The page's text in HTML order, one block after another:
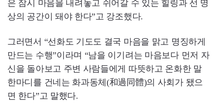
은 잠시 마음을 내려놓고 쉬어갈 수 있는 힐링과 선 명
상의 공간이 돼야 한다”고 강조했다.
그러면서 “선화도 기도도 결국 마음을 맑고 명징하게
만드는 수행”이라며 “남을 이기려는 마음보다 먼저 자
신을 돌아보고 주변 사람들에게 따뜻하고 온화한 말
한마디를 건네는 화과동체(和過同體)의 사회가 됐으
면 한다”고 말했다.